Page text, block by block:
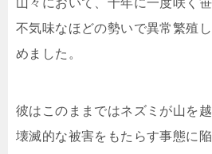
山々において、十年に一度咲く
不気味なほどの勢いで異常繁殖
めました。
彼はこのままではネズミが山を
壊滅的な被害をもたらす事態に